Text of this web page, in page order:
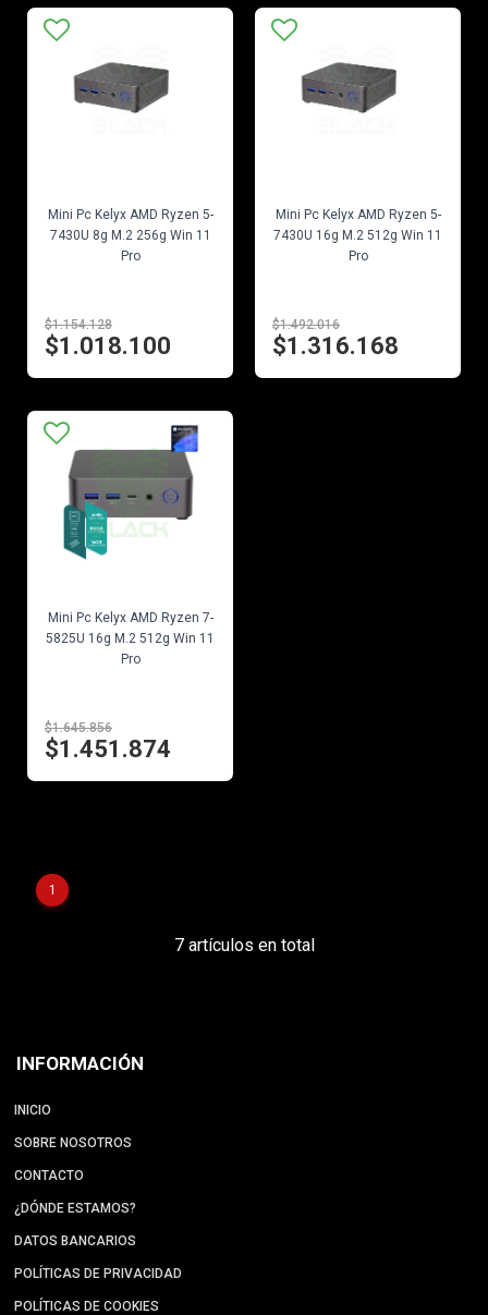
Mini Pc Kelyx AMD Ryzen 5-
7430U 8g M.2 256g Win 11
Pro
$1.154.128
$1.018.100
Mini Pc Kelyx AMD Ryzen 5-
7430U 16g M.2 512g Win 11
Pro
$1.492.016
$1.316.168
Mini Pc Kelyx AMD Ryzen 7-
5825U 16g M.2 512g Win 11
Pro
$1.645.856
$1.451.874
1
7 artículos en total
INFORMACIÓN
INICIO
SOBRE NOSOTROS
CONTACTO
¿DÓNDE ESTAMOS?
DATOS BANCARIOS
POLÍTICAS DE PRIVACIDAD
POLÍTICAS DE COOKIES